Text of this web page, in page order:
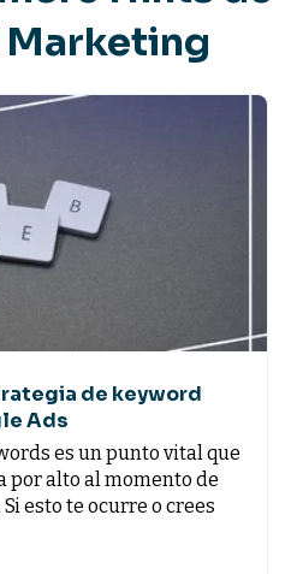
de keyword
Ads
es un punto vital que
por alto al momento de
esto te ocurre o crees